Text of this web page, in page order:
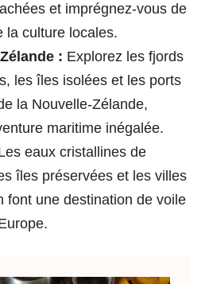
et imprégnez-vous de
la culture locales.
: Explorez les fjords
les îles isolées et les ports
la Nouvelle-Zélande,
maritime inégalée.
eaux cristallines de
îles préservées et les villes
font une destination de voile